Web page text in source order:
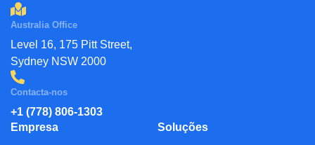
Australia Office
Level 16, 175 Pitt Street,
Sydney NSW 2000
Contacta-nos
+1 (778) 806-1303
Empresa
Soluções